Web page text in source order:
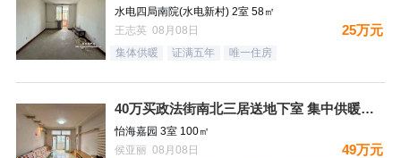
水电四局南院(水电新村) 2室 58㎡
王志英 08月08日
25万元
集体供暖 证满五年 唯一住房
40万买政法街南北三居送地下室 集中供暖税费低
怡海嘉园 3室 100㎡
侯亚丽 08月08日
49万元